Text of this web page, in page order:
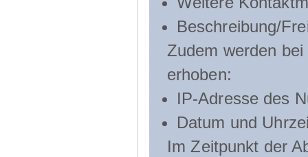
Beschreibung/
Zudem werden
erhoben:
IP-Adresse des
Datum und
Im Zeitpunkt der